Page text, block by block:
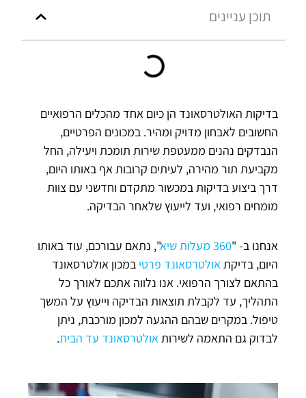
תוכן עניינים
בדיקות האולטרסאונד הן כיום אחד מהכלים הרפואיים
החשובים לאבחון מדויק ומהיר. במכונים הפרטיים,
הנבדקים נהנים ממעטפת שירות תומכת ויעילה, החל
מקביעת תור מהירה, לעיתים קרובות אף באותו היום,
דרך ביצוע בדיקות במכשור מתקדם וחדשני עם צוות
מומחים רפואי, ועד לייעוץ שלאחר הבדיקה.
אנחנו ב- "360 מעלות שיא
", נתאם עבורכם, עוד באותו
היום, בדיקתאולטרסאונד פרטי במכון אולטרסאונד
בהתאם לצורך הרפואי. אנו נלווה אתכם לאורך כל
התהליך, עד לקבלת תוצאות הבדיקה וייעוץ על המשך
טיפול. במקרים שבהם ההגעה למכון מורכבת, ניתן
לבדוק גם התאמה לשירותאולטרסאונד עד הבית.